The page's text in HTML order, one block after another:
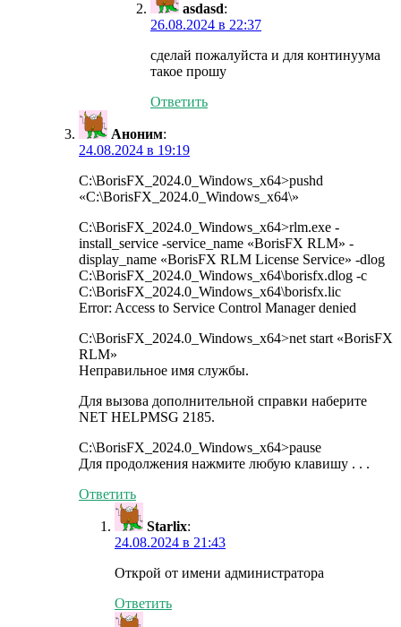
asdasd:
26.08.2024 в 22:37
сделай пожалуйста и для континуума
такое прошу
Ответить
Аноним:
24.08.2024 в 19:19
C:\BorisFX_2024.0_Windows_x64>pushd
«C:\BorisFX_2024.0_Windows_x64\»
C:\BorisFX_2024.0_Windows_x64>rlm.exe -
install_service -service_name «BorisFX RLM» -
display_name «BorisFX RLM License Service» -dlog
C:\BorisFX_2024.0_Windows_x64\borisfx.dlog -c
C:\BorisFX_2024.0_Windows_x64\borisfx.lic
Error: Access to Service Control Manager denied
C:\BorisFX_2024.0_Windows_x64>net start «BorisFX
RLM»
Неправильное имя службы.
Для вызова дополнительной справки наберите
NET HELPMSG 2185.
C:\BorisFX_2024.0_Windows_x64>pause
Для продолжения нажмите любую клавишу . . .
Ответить
Starlix:
24.08.2024 в 21:43
Открой от имени администратора
Ответить